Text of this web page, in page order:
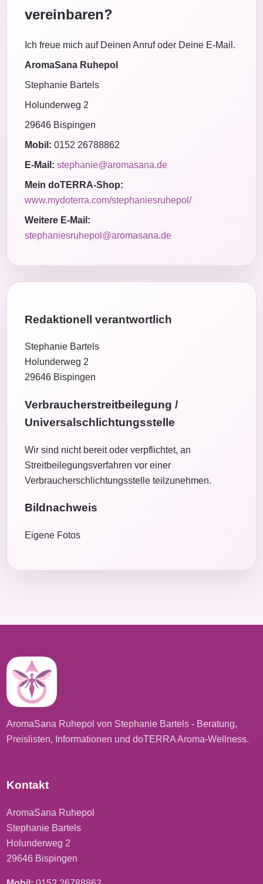
vereinbaren?
Ich freue mich auf Deinen Anruf oder Deine E-Mail.
AromaSana Ruhepol
Stephanie Bartels
Holunderweg 2
29646 Bispingen
Mobil: 0152 26788862
E-Mail: stephanie@aromasana.de
Mein doTERRA-Shop:
www.mydoterra.com/stephaniesruhepol/
Weitere E-Mail:
stephaniesruhepol@aromasana.de
Redaktionell verantwortlich
Stephanie Bartels
Holunderweg 2
29646 Bispingen
Verbraucherstreitbeilegung /
Universalschlichtungsstelle
Wir sind nicht bereit oder verpflichtet, an
Streitbeilegungsverfahren vor einer
Verbraucherschlichtungsstelle teilzunehmen.
Bildnachweis
Eigene Fotos
AromaSana Ruhepol von Stephanie Bartels - Beratung,
Preislisten, Informationen und doTERRA Aroma-Wellness.
Kontakt
AromaSana Ruhepol
Stephanie Bartels
Holunderweg 2
29646 Bispingen